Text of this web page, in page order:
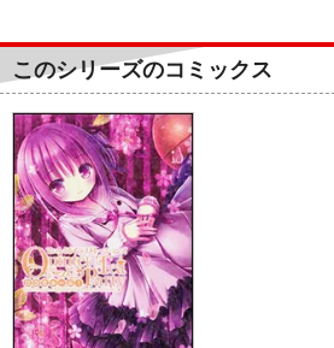
このシリーズのコミックス